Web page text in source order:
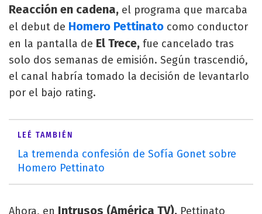
Reacción en cadena, el programa que marcaba
el debut de Homero Pettinato como conductor
en la pantalla de El Trece, fue cancelado tras
solo dos semanas de emisión. Según trascendió,
el canal habría tomado la decisión de levantarlo
por el bajo rating.
LEÉ TAMBIÉN
La tremenda confesión de Sofía Gonet sobre
Homero Pettinato
Ahora, en Intrusos (América TV), Pettinato